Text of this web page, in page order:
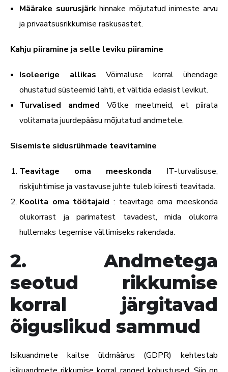
Määrake suurusjärkhinnake mõjutatud inimeste arvu
ja privaatsusrikkumise raskusastet.
Kahju piiramine ja selle leviku piiramine
Isoleerige allikas Võimaluse korral ühendage
ohustatud süsteemid lahti, et vältida edasist levikut.
Turvalised andmed Võtke meetmeid, et piirata
volitamata juurdepääsu mõjutatud andmetele.
Sisemiste sidusrühmade teavitamine
Teavitage oma meeskonda IT-turvalisuse,
riskijuhtimise ja vastavuse juhte tuleb kiiresti teavitada.
Koolita oma töötajaid : teavitage oma meeskonda
olukorrast ja parimatest tavadest, mida olukorra
hullemaks tegemise vältimiseks rakendada.
2. Andmetega
seotud rikkumise
korral järgitavad
õiguslikud sammud
Isikuandmete kaitse üldmäärus (GDPR) kehtestab